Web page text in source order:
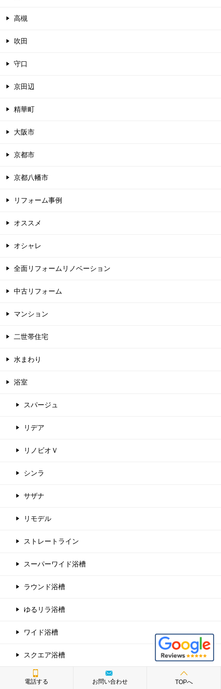
高槻
吹田
守口
京田辺
精華町
大阪市
京都市
京都八幡市
リフォーム事例
オススメ
オシャレ
全面リフォームリノベーション
中古リフォーム
マンション
二世帯住宅
水まわり
浴室
スパージュ
リデア
リノビオＶ
シンラ
サザナ
リモデル
ストレートライン
スーパーワイド浴槽
ラウンド浴槽
ゆるリラ浴槽
ワイド浴槽
スクエア浴槽
エコベンチ
電話する お問い合わせ TOPへ